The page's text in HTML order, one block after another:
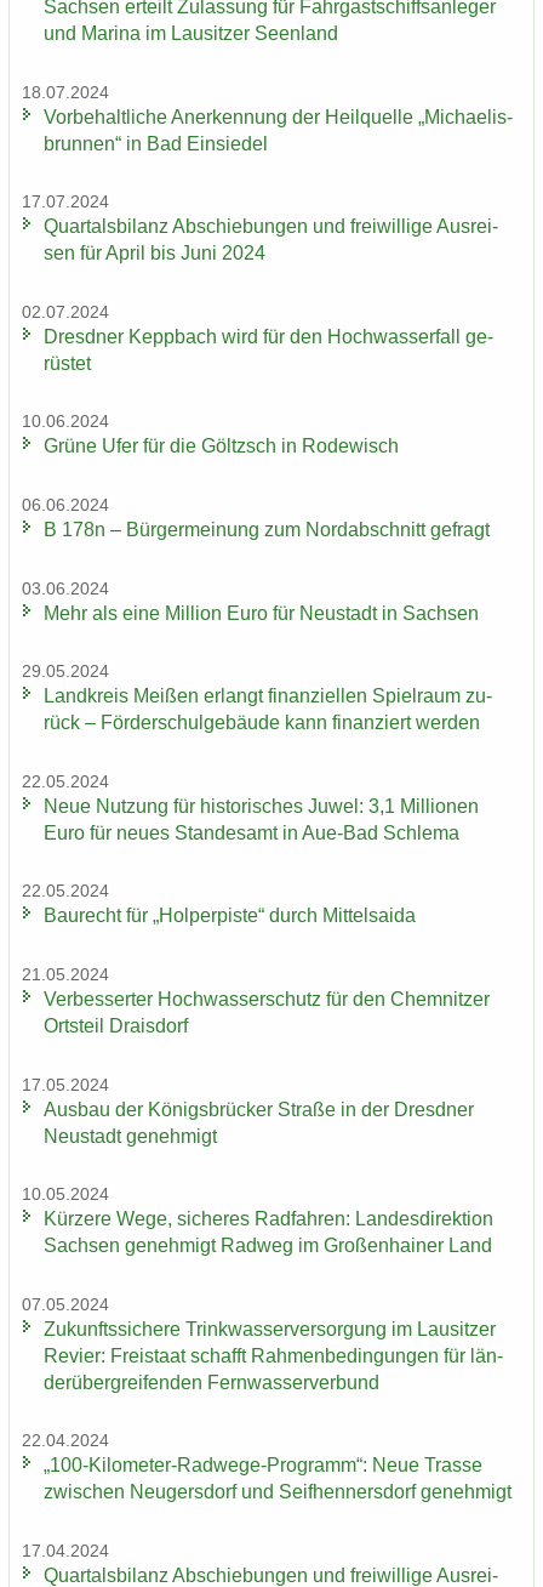
Sach­sen er­teilt Zu­las­sung für Fahr­gast­schiffs­an­le­ger
und Ma­ri­na im Lau­sit­zer Se­en­land
18.07.2024
Vor­be­halt­li­che An­er­ken­nung der Heil­quel­le „Mi­chae­lis­
brun­nen“ in Bad Ein­sie­del
17.07.2024
Quar­tals­bi­lanz Ab­schie­bun­gen und frei­wil­li­ge Aus­rei­
sen für April bis Juni 2024
02.07.2024
Dresd­ner Kepp­bach wird für den Hoch­was­ser­fall ge­
rüs­tet
10.06.2024
Grüne Ufer für die Göltzsch in Ro­de­wisch
06.06.2024
B 178n – Bür­ger­mei­nung zum Nord­ab­schnitt ge­fragt
03.06.2024
Mehr als eine Mil­li­on Euro für Neu­stadt in Sach­sen
29.05.2024
Land­kreis Mei­ßen er­langt fi­nan­zi­el­len Spiel­raum zu­
rück – För­der­schul­ge­bäu­de kann fi­nan­ziert wer­den
22.05.2024
Neue Nut­zung für his­to­ri­sches Juwel: 3,1 Mil­lio­nen
Euro für neues Stan­des­amt in Aue-​Bad Schle­ma
22.05.2024
Bau­recht für „Hol­per­pis­te“ durch Mit­tel­sai­da
21.05.2024
Ver­bes­ser­ter Hoch­was­ser­schutz für den Chem­nit­zer
Orts­teil Drai­s­dorf
17.05.2024
Aus­bau der Kö­nigs­brü­cker Stra­ße in der Dresd­ner
Neu­stadt ge­neh­migt
10.05.2024
Kür­ze­re Wege, si­che­res Rad­fah­ren: Lan­des­di­rek­ti­on
Sach­sen ge­neh­migt Rad­weg im Gro­ßen­hai­ner Land
07.05.2024
Zu­kunfts­si­che­re Trink­was­ser­ver­sor­gung im Lau­sit­zer
Re­vier: Frei­staat schafft Rah­men­be­din­gun­gen für län­
der­über­grei­fen­den Fern­was­ser­ver­bund
22.04.2024
„100-​Kilometer-Radwege-Programm“: Neue Tras­se
zwi­schen Neu­gers­dorf und Seif­hen­ners­dorf ge­neh­migt
17.04.2024
Quar­tals­bi­lanz Ab­schie­bun­gen und frei­wil­li­ge Aus­rei­